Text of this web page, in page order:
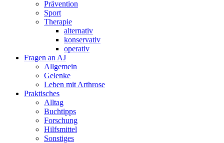
Prävention
Sport
Therapie
alternativ
konservativ
operativ
Fragen an AJ
Allgemein
Gelenke
Leben mit Arthrose
Praktisches
Alltag
Buchtipps
Forschung
Hilfsmittel
Sonstiges